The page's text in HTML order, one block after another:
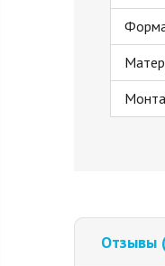
Отзывы